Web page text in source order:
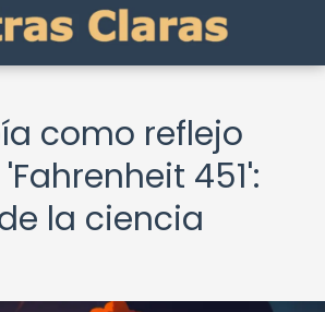
como reflejo
451':
la ciencia